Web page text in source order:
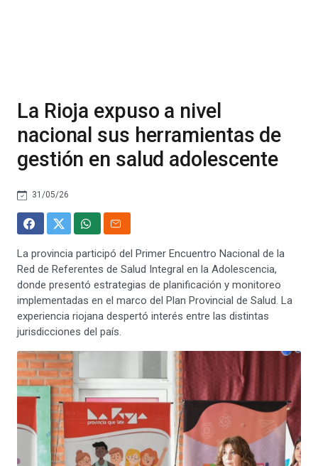
La Rioja expuso a nivel
nacional sus herramientas de
gestión en salud adolescente
31/05/26
La provincia participó del Primer Encuentro Nacional de la
Red de Referentes de Salud Integral en la Adolescencia,
donde presentó estrategias de planificación y monitoreo
implementadas en el marco del Plan Provincial de Salud. La
experiencia riojana despertó interés entre las distintas
jurisdicciones del país.